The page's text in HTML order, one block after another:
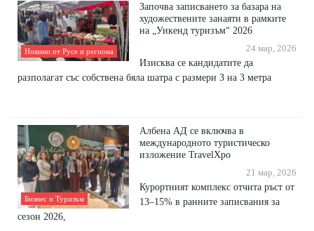
Новини от Русе и региона
Започва записването за базара на
художествените занаяти в рамките
на „Уикенд туризъм“ 2026
24 мар, 2026
Изисква се кандидатите да
разполагат със собствена бяла шатра с размери 3 на 3 метра
Бизнес и Туризъм
Албена АД се включва в
международното туристическо
изложение TravelXpo
21 мар, 2026
Курортният комплекс отчита ръст от
13–15% в ранните записвания за
сезон 2026,